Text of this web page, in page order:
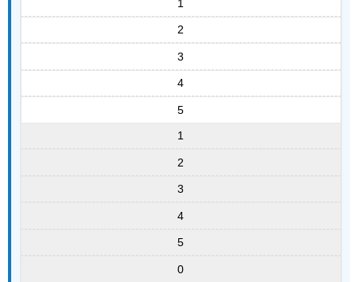
1
2
3
4
5
1
2
3
4
5
0